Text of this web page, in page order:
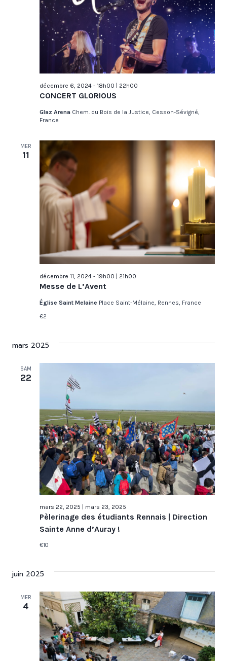
CONCERT GLORIOUS
décembre 6, 2024 - 18h00 | 22h00
Glaz Arena Chem. du Bois de la Justice, Cesson-Sévigné,
France
MER
11
Messe de L’Avent
décembre 11, 2024 - 19h00 21h00
Église Saint Melaine Place Saint-Mélaine, Rennes, France
€2
mars 2025
SAM
22
Pèlerinage des étudiants Rennais | Direction
Sainte Anne d’Auray !
mars 22, 2025 | mars 23, 2025
€10
juin 2025
MER
4